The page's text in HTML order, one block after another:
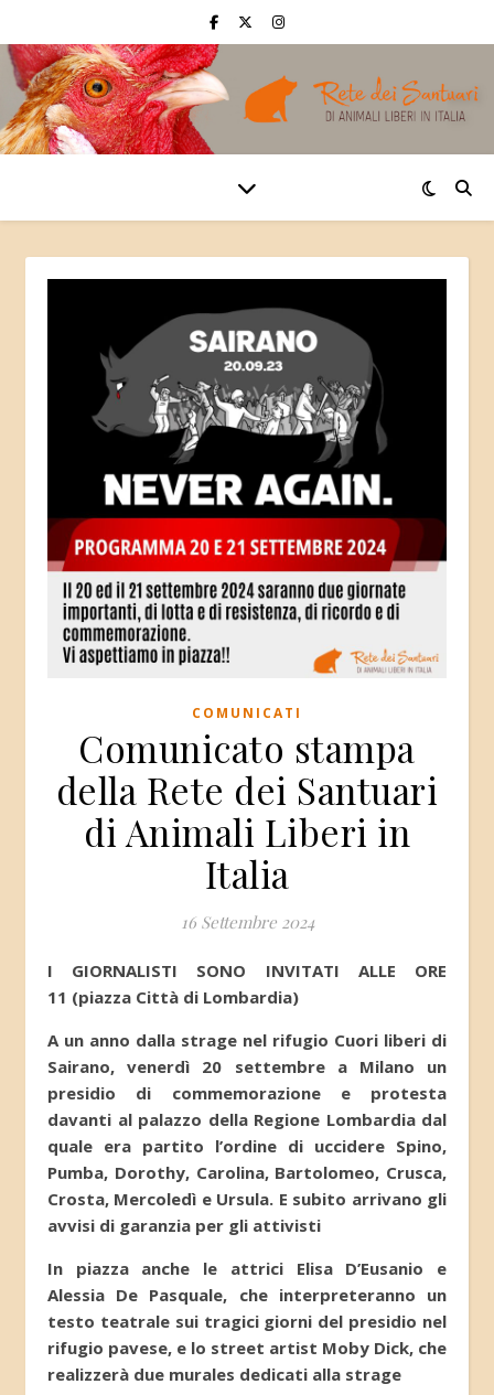
COMUNICATI
Comunicato stampa
della Rete dei Santuari
di Animali Liberi in
Italia
16 Settembre 2024
I GIORNALISTI SONO INVITATI ALLE ORE
11 (piazza Città di Lombardia)
A un anno dalla strage nel rifugio Cuori liberi di
Sairano, venerdì 20 settembre a Milano un
presidio di commemorazione e protesta
davanti al palazzo della Regione Lombardia dal
quale era partito l’ordine di uccidere Spino,
Pumba, Dorothy, Carolina, Bartolomeo, Crusca,
Crosta, Mercoledì e Ursula. E subito arrivano gli
avvisi di garanzia per gli attivisti
In piazza anche le attrici Elisa D’Eusanio e
Alessia De Pasquale, che interpreteranno un
testo teatrale sui tragici giorni del presidio nel
rifugio pavese, e lo street artist Moby Dick, che
realizzerà due murales dedicati alla strage